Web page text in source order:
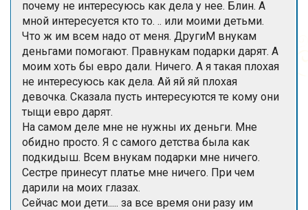
почему не интересуюсь как дела у нее. Блин. А
мной интересуется кто то. .. или моими детьми.
Что ж им всем надо от меня. ДругиМ внукам
деньгами помогают. Правнукам подарки дарят. А
моим хоть бы евро дали. Ничего. А я такая плохая
не интересуюсь как дела. Ай яй яй плохая
девочка. Сказала пусть интересуются те кому они
тыщи евро дарят.
На самом деле мне не нужны их деньги. Мне
обидно просто. Я с самого детства была как
подкидыш. Всем внукам подарки мне ничего.
Сестре принесут платье мне ничего. При чем
дарили на моих глазах.
Сейчас мои дети..... за все время они разу им